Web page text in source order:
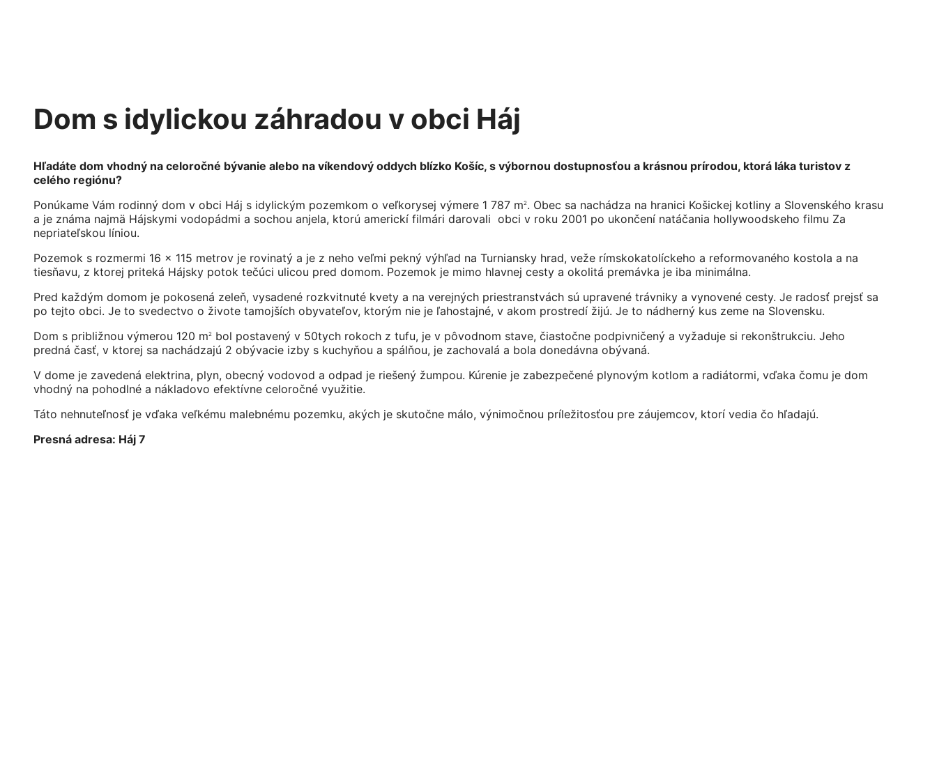
Dom s idylickou záhradou v obci Háj
Hľadáte dom vhodný na celoročné bývanie alebo na víkendový oddych blízko Košíc, s výbornou dostupnosťou a krásnou prírodou, ktorá láka turistov z
celého regiónu?
Ponúkame Vám rodinný dom v obci Háj s idylickým pozemkom o veľkorysej výmere 1 787 m2. Obec sa nachádza na hranici Košickej kotliny a Slovenského krasu
a je známa najmä Hájskymi vodopádmi a sochou anjela, ktorú americkí filmári darovali obci v roku 2001 po ukončení natáčania hollywoodskeho filmu Za
nepriateľskou líniou.
Pozemok s rozmermi 16 x 115 metrov je rovinatý a je z neho veľmi pekný výhľad na Turniansky hrad, veže rímskokatolíckeho a reformovaného kostola a na
tiesňavu, z ktorej priteká Hájsky potok tečúci ulicou pred domom. Pozemok je mimo hlavnej cesty a okolitá premávka je iba minimálna.
Pred každým domom je pokosená zeleň, vysadené rozkvitnuté kvety a na verejných priestranstvách sú upravené trávniky a vynovené cesty. Je radosť prejsť sa
po tejto obci. Je to svedectvo o živote tamojších obyvateľov, ktorým nie je ľahostajné, v akom prostredí žijú. Je to nádherný kus zeme na Slovensku.
Dom s približnou výmerou 120 m2 bol postavený v 50tych rokoch z tufu, je v pôvodnom stave, čiastočne podpivničený a vyžaduje si rekonštrukciu. Jeho
predná časť, v ktorej sa nachádzajú 2 obývacie izby s kuchyňou a spálňou, je zachovalá a bola donedávna obývaná.
V dome je zavedená elektrina, plyn, obecný vodovod a odpad je riešený žumpou. Kúrenie je zabezpečené plynovým kotlom a radiátormi, vďaka čomu je dom
vhodný na pohodlné a nákladovo efektívne celoročné využitie.
Táto nehnuteľnosť je vďaka veľkému malebnému pozemku, akých je skutočne málo, výnimočnou príležitosťou pre záujemcov, ktorí vedia čo hľadajú.
Presná adresa: Háj 7